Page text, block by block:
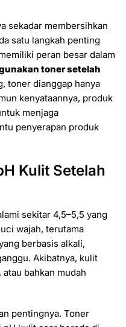
sekadar membersihkan
satu langkah penting
peran besar dalam
toner setelah
toner dianggap hanya
kenyataannya, produk
menjaga
penyerapan produk
Kulit Setelah
sekitar 4,5–5,5 yang
wajah, terutama
berbasis alkali,
Akibatnya, kulit
bahkan mudah
pentingnya. Toner